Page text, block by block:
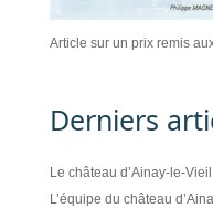
Article sur un prix remis
Derniers
Le château d’Ainay-le-
L’équipe du château